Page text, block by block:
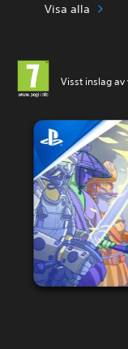
Visa alla
Visst inslag